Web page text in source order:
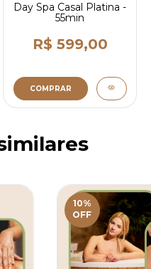
Day Spa Casal Platina -
55min
R$ 599,00
COMPRAR
10%
OFF